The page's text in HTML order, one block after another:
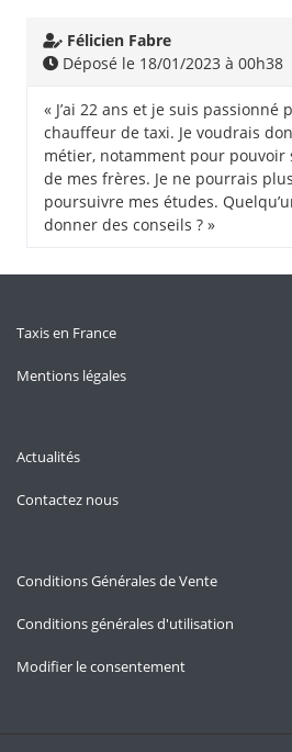
Félicien Fabre
Déposé le 18/01/2023 à 00h38
« J’ai 22 ans et je suis passionné
chauffeur de taxi. Je voudrais
métier, notamment pour pouvoir
de mes frères. Je ne pourrais
poursuivre mes études.
donner des conseils ? »
Taxis en France
Mentions légales
Actualités
Contactez nous
Conditions Générales de Vente
Conditions générales d'utilisation
Modifier le consentement